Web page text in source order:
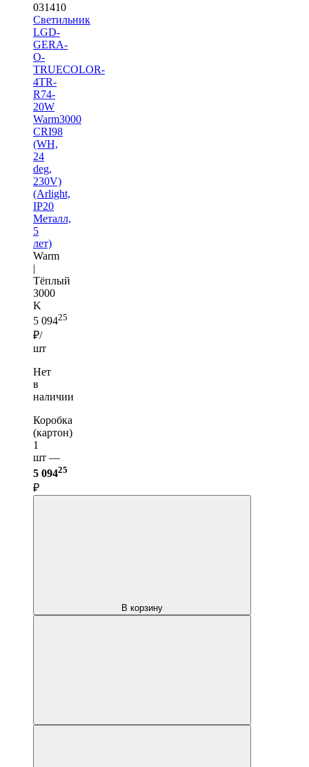
031410
Светильник
LGD-
GERA-
O-
TRUECOLOR-
4TR-
R74-
20W
Warm3000
CRI98
(WH,
24
deg,
230V)
(Arlight,
IP20
Металл,
5
лет)
Warm
|
Тёплый
3000
K
5 09425
₽/
шт
Нет
в
наличии
Коробка
(картон)
1
шт —
5 09425
₽
В корзину